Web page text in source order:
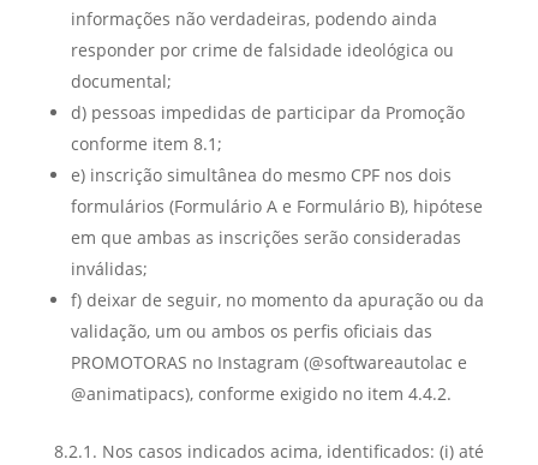
informações não verdadeiras, podendo ainda
responder por crime de falsidade ideológica ou
documental;
d) pessoas impedidas de participar da Promoção
conforme item 8.1;
e) inscrição simultânea do mesmo CPF nos dois
formulários (Formulário A e Formulário B), hipótese
em que ambas as inscrições serão consideradas
inválidas;
f) deixar de seguir, no momento da apuração ou da
validação, um ou ambos os perfis oficiais das
PROMOTORAS no Instagram (@softwareautolac e
@animatipacs), conforme exigido no item 4.4.2.
8.2.1. Nos casos indicados acima, identificados: (i) até